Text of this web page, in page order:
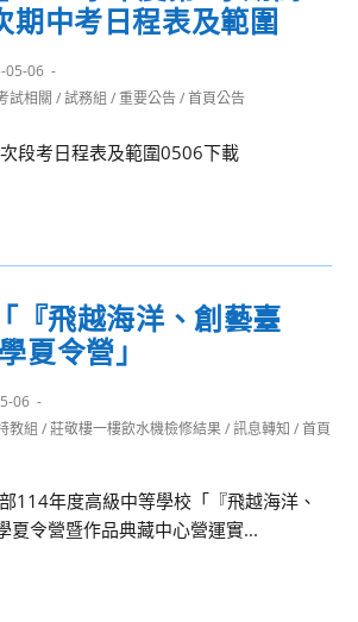
期中考日程表及範圍
05-06
試相關 / 試務組 / 重要公告 / 首頁公告
段考日程表及範圍0506下載
『飛越海洋、創藝臺
夏令營」
06
教組 / 莊敬樓一樓飲水機檢修結果 / 訊息轉知 / 首頁
114年度高級中等學校「『飛越海洋、
夏令營暨作品典藏中心營運實...